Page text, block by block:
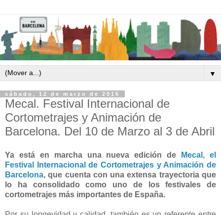
▼
sábado, 12 de marzo de 2016
Mecal. Festival Internacional de
Cortometrajes y Animación de
Barcelona. Del 10 de Marzo al 3 de Abril
Ya está en marcha una nueva edición de
Mecal, el
Festival Internacional de Cortometrajes y Animación de
Barcelona, que cuenta con una extensa trayectoria que
lo ha consolidado como uno de los festivales de
cortometrajes más importantes de España.